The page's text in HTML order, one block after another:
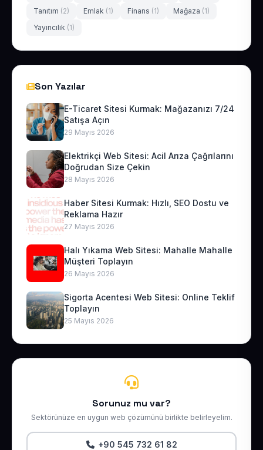
Tanıtım (2) Emlak (1) Finans (1) Mağaza (1)
Yayıncılık (1)
Son Yazılar
E-Ticaret Sitesi Kurmak: Mağazanızı 7/24
Satışa Açın
29 Mayıs 2026
Elektrikçi Web Sitesi: Acil Arıza Çağrılarını
Doğrudan Size Çekin
28 Mayıs 2026
Haber Sitesi Kurmak: Hızlı, SEO Dostu ve
Reklama Hazır
27 Mayıs 2026
Halı Yıkama Web Sitesi: Mahalle Mahalle
Müşteri Toplayın
26 Mayıs 2026
Sigorta Acentesi Web Sitesi: Online Teklif
Toplayın
25 Mayıs 2026
Sorunuz mu var?
Sektörünüze en uygun web çözümünü birlikte belirleyelim.
+90 545 732 61 82